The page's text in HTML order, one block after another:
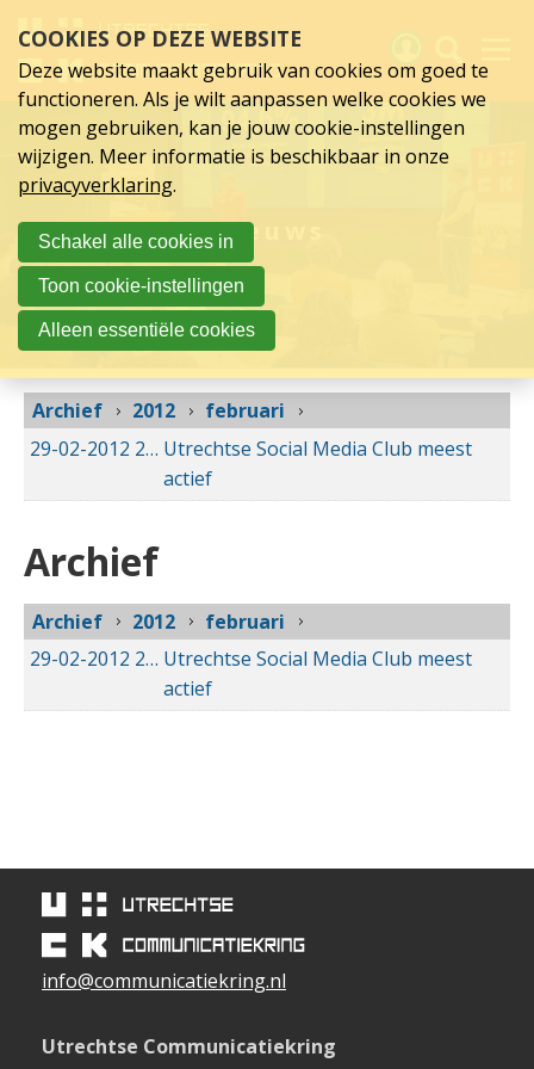
februari
2012
links
over
Spring
hoofd
inhoud
Spring
naar
hoofdnavigatie
Nieuws
Archief 2012
februari
29-02-2012 29-02-2012 00:00
Utrechtse Social Media Club meest
actief
Archief
Archief 2012
februari
29-02-2012 29-02-2012 00:00
Utrechtse Social Media Club meest
actief
info@communicatiekring.nl
Utrechtse Communicatiekring
Activiteiten
Nieuws
Verslagen
Sluit je aan
Over UCK
COOKIES OP DEZE WEBSITE
Deze website maakt gebruik van cookies om goed te
functioneren. Als je wilt aanpassen welke cookies we
mogen gebruiken, kan je jouw cookie-instellingen
wijzigen. Meer informatie is beschikbaar in onze
privacyverklaring.
Schakel alle cookies in
Toon cookie-instellingen
Alleen essentiële cookies